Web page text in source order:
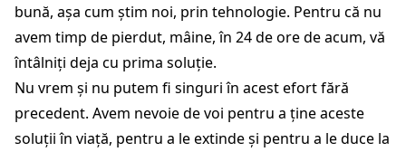
bună, așa cum știm noi, prin tehnologie. Pentru că nu
avem timp de pierdut, mâine, în 24 de ore de acum, vă
întâlniți deja cu prima soluție.
Nu vrem și nu putem fi singuri în acest efort fără
precedent. Avem nevoie de voi pentru a ține aceste
soluții în viață, pentru a le extinde și pentru a le duce la